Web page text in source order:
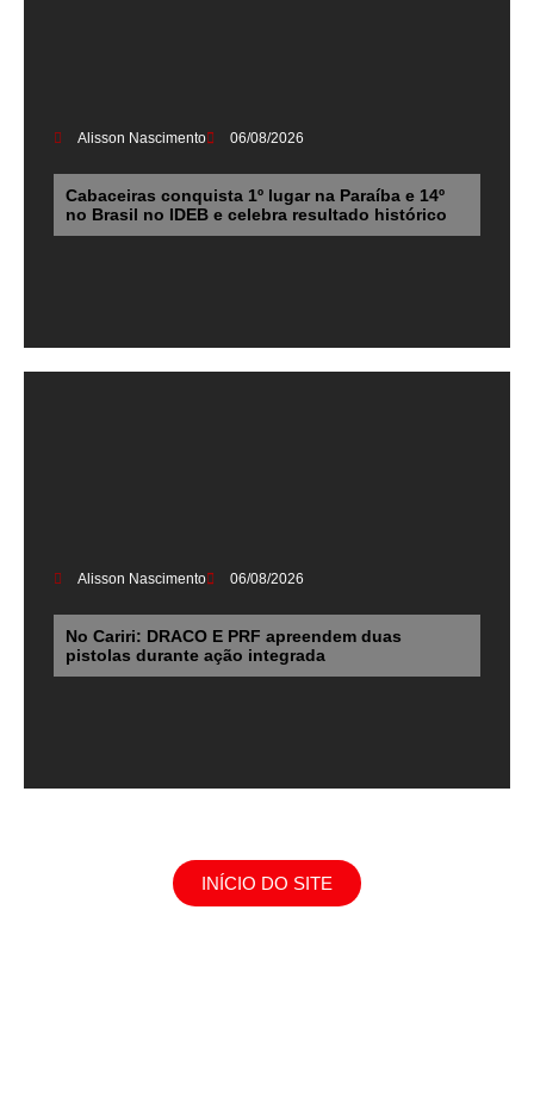
Alisson Nascimento 06/08/2026
Cabaceiras conquista 1º lugar na Paraíba e 14º
no Brasil no IDEB e celebra resultado histórico
Alisson Nascimento 06/08/2026
No Cariri: DRACO E PRF apreendem duas
pistolas durante ação integrada
INÍCIO DO SITE